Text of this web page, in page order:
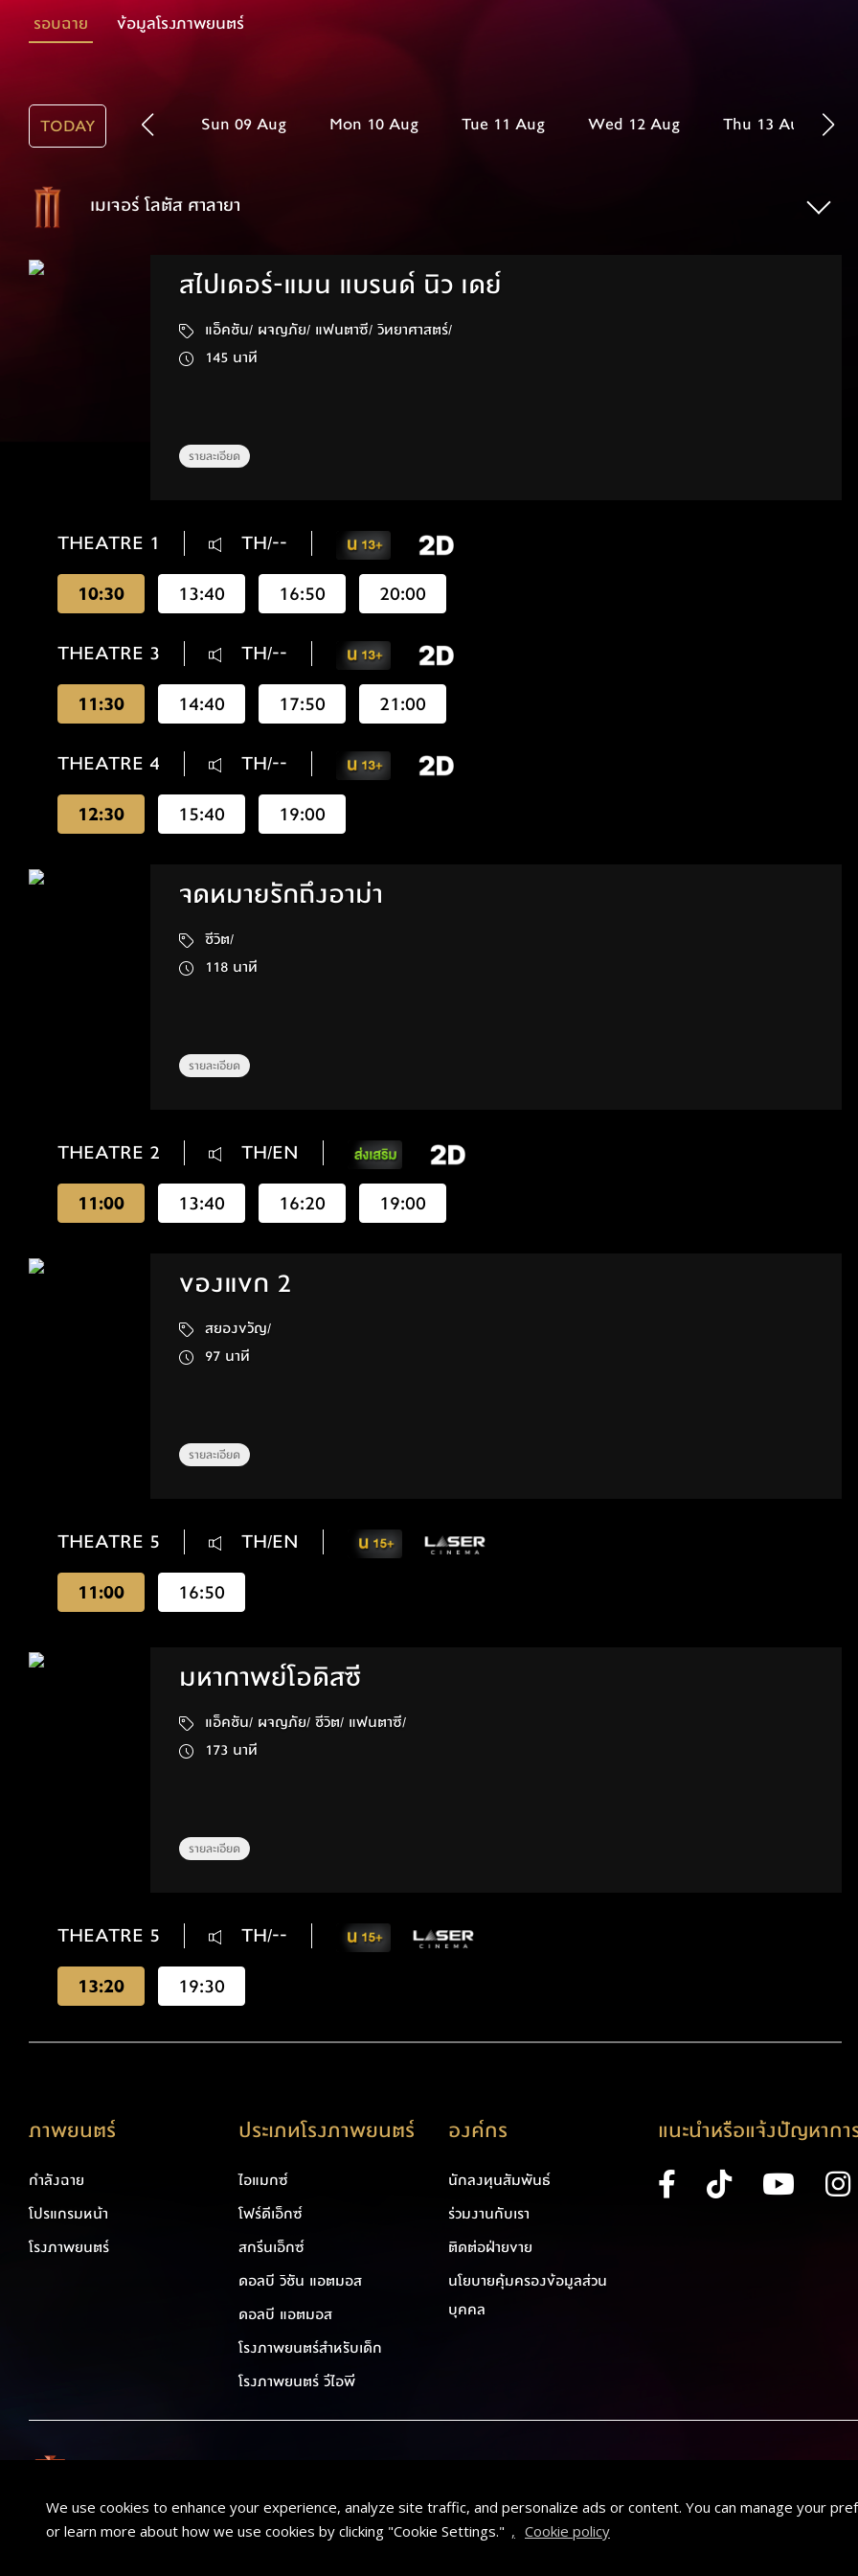
We use cookies to enhance your experience, analyze site traffic, and personalize ads or content. You can manage your
or learn more about how we use cookies by clicking "Cookie Settings." , Cookie policy
รอบฉาย ข้อมูลโรงภาพยนตร์
TODAY Sun 09 Aug Mon 10 Aug Tue 11 Aug Wed 12 Aug Thu 13 Aug
เมเจอร์ โลตัส ศาลายา
สไปเดอร์-แมน แบรนด์ นิว เดย์
แอ็คชัน/ ผจญภัย/ แฟนตาซี/ วิทยาศาสตร์/
145 นาที
รายละเอียด
THEATRE 1
TH/--
10:30
13:40 16:50 20:00
THEATRE 3
TH/--
11:30
14:40 17:50 21:00
THEATRE 4
TH/--
12:30
15:40 19:00
จดหมายรักถึงอาม่า
ชีวิต/
118 นาที
รายละเอียด
THEATRE 2
TH/EN
11:00
13:40 16:20 19:00
ของแขก 2
สยองขวัญ/
97 นาที
รายละเอียด
THEATRE 5
TH/EN
11:00
16:50
มหากาพย์โอดิสซี
แอ็คชัน/ ผจญภัย/ ชีวิต/ แฟนตาซี/
173 นาที
รายละเอียด
THEATRE 5
TH/--
13:20
19:30
ภาพยนตร์
กำลังฉาย
โปรแกรมหน้า
โรงภาพยนตร์
ประเภทโรงภาพยนตร์
ไอแมกซ์
โฟร์ดีเอ็กซ์
สกรีนเอ็กซ์
ดอลบี วิชัน แอตมอส
ดอลบี แอตมอส
โรงภาพยนตร์สำหรับเด็ก
โรงภาพยนตร์ วีไอพี
องค์กร
นักลงทุนสัมพันธ์
ร่วมงานกับเรา
ติดต่อฝ่ายขาย
นโยบายคุ้มครองข้อมูลส่วน
บุคคล
แนะนำหรือแจ้งปัญหากา